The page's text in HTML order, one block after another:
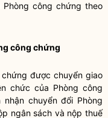
công chứng theo
công chứng
được chuyển giao
chức của Phòng công
chuyển đổi Phòng
ngân sách và nộp thuế